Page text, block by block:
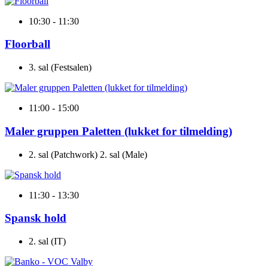
10:30 - 11:30
Floorball
3. sal (Festsalen)
11:00 - 15:00
Maler gruppen Paletten (lukket for tilmelding)
2. sal (Patchwork) 2. sal (Male)
11:30 - 13:30
Spansk hold
2. sal (IT)